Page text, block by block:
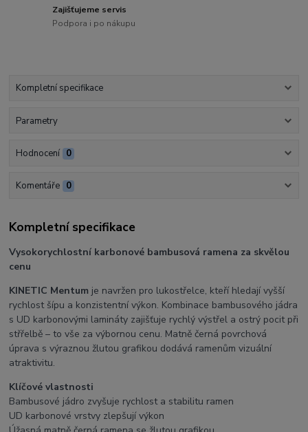
Zajišťujeme servis
Podpora i po nákupu
Kompletní specifikace
Parametry
Hodnocení 0
Komentáře 0
Kompletní specifikace
Vysokorychlostní karbonové bambusová ramena za skvělou
cenu
KINETIC Mentum je navržen pro lukostřelce, kteří hledají vyšší
rychlost šípu a konzistentní výkon. Kombinace bambusového jádra
s UD karbonovými lamináty zajišťuje rychlý výstřel a ostrý pocit při
střřelbě – to vše za výbornou cenu. Matně černá povrchová
úprava s výraznou žlutou grafikou dodává ramenům vizuální
atraktivitu.
Klíčové vlastnosti
Bambusové jádro zvyšuje rychlost a stabilitu ramen
UD karbonové vrstvy zlepšují výkon